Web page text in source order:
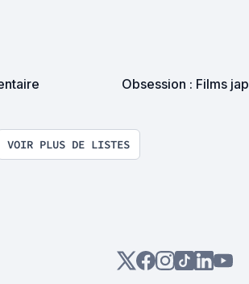
Obsession : Films
VOIR PLUS DE LISTES